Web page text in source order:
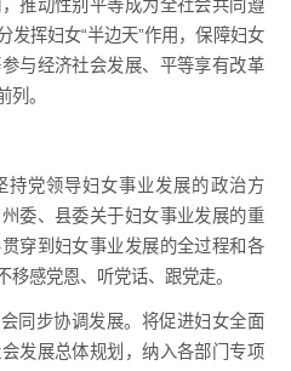
推动性别平等成为全社会共同遵
发挥妇女“半边天”作用，保障妇女
与经济社会发展、平等享有改革
列。
党领导妇女事业发展的政治方
委、县委关于妇女事业发展的重
穿到妇女事业发展的全过程和各
感党恩、听党话、跟党走。
步协调发展。将促进妇女全面
发展总体规划，纳入各部门专项